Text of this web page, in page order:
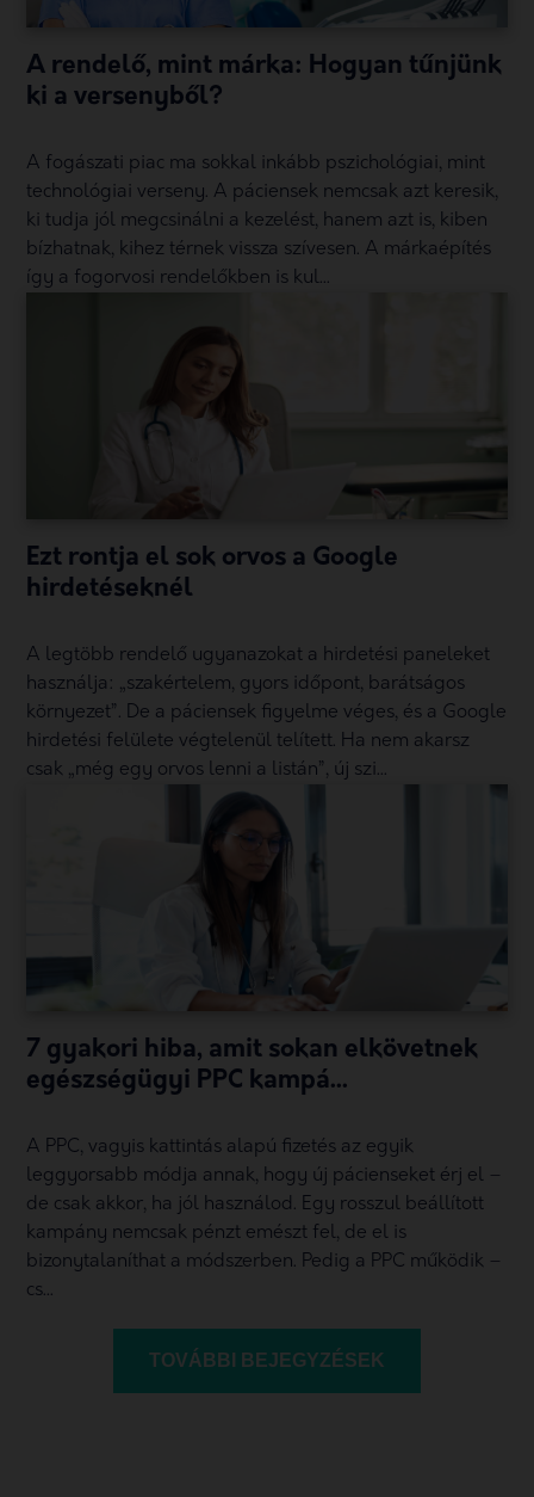
A rendelő, mint márka: Hogyan tűnjünk
ki a versenyből?
A fogászati piac ma sokkal inkább pszichológiai, mint
technológiai verseny. A páciensek nemcsak azt keresik,
ki tudja jól megcsinálni a kezelést, hanem azt is, kiben
bízhatnak, kihez térnek vissza szívesen. A márkaépítés
így a fogorvosi rendelőkben is kul...
Ezt rontja el sok orvos a Google
hirdetéseknél
A legtöbb rendelő ugyanazokat a hirdetési paneleket
használja: „szakértelem, gyors időpont, barátságos
környezet”. De a páciensek figyelme véges, és a Google
hirdetési felülete végtelenül telített. Ha nem akarsz
csak „még egy orvos lenni a listán”, új szi...
7 gyakori hiba, amit sokan elkövetnek
egészségügyi PPC kampá...
A PPC, vagyis kattintás alapú fizetés az egyik
leggyorsabb módja annak, hogy új pácienseket érj el –
de csak akkor, ha jól használod. Egy rosszul beállított
kampány nemcsak pénzt emészt fel, de el is
bizonytalaníthat a módszerben. Pedig a PPC működik –
cs...
TOVÁBBI BEJEGYZÉSEK